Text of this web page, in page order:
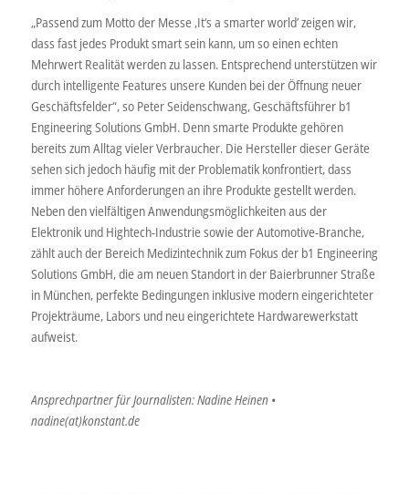
„Passend zum Motto der Messe ‚It‘s a smarter world’ zeigen wir,
dass fast jedes Produkt smart sein kann, um so einen echten
Mehrwert Realität werden zu lassen. Entsprechend unterstützen wir
durch intelligente Features unsere Kunden bei der Öffnung neuer
Geschäftsfelder“, so Peter Seidenschwang, Geschäftsführer b1
Engineering Solutions GmbH. Denn smarte Produkte gehören
bereits zum Alltag vieler Verbraucher. Die Hersteller dieser Geräte
sehen sich jedoch häufig mit der Problematik konfrontiert, dass
immer höhere Anforderungen an ihre Produkte gestellt werden.
Neben den vielfältigen Anwendungsmöglichkeiten aus der
Elektronik und Hightech-Industrie sowie der Automotive-Branche,
zählt auch der Bereich Medizintechnik zum Fokus der b1 Engineering
Solutions GmbH, die am neuen Standort in der Baierbrunner Straße
in München, perfekte Bedingungen inklusive modern eingerichteter
Projekträume, Labors und neu eingerichtete Hardwarewerkstatt
aufweist.
Ansprechpartner für Journalisten: Nadine Heinen •
nadine(at)konstant.de